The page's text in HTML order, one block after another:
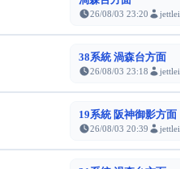
26/08/03 23:20
38系統 渦森台方面
26/08/03 23:18
19系統 阪神御影方面
26/08/03 20:39